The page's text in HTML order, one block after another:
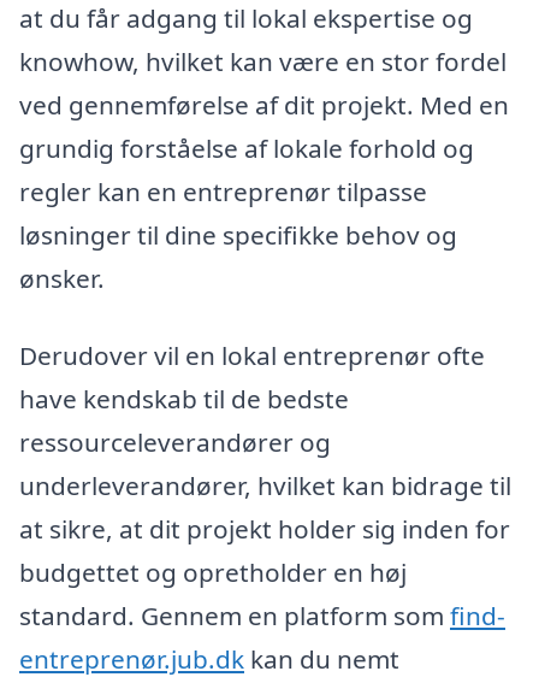
at du får adgang til lokal ekspertise og
knowhow, hvilket kan være en stor fordel
ved gennemførelse af dit projekt. Med en
grundig forståelse af lokale forhold og
regler kan en entreprenør tilpasse
løsninger til dine specifikke behov og
ønsker.
Derudover vil en lokal entreprenør ofte
have kendskab til de bedste
ressourceleverandører og
underleverandører, hvilket kan bidrage til
at sikre, at dit projekt holder sig inden for
budgettet og opretholder en høj
standard. Gennem en platform som find-
entreprenør.jub.dk kan du nemt